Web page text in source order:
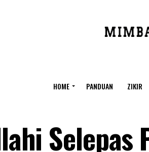
HOME PANDUAN ZIKIR
Selepas